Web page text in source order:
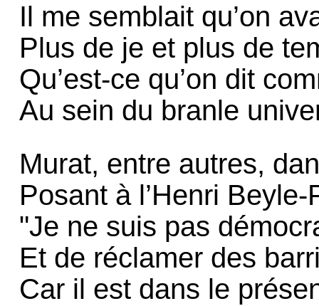
Il me semblait qu’on
Plus de je et plus de
Qu’est-ce qu’on dit
Au sein du branle
Murat, entre autres,
Posant à l’Henri Beyle-
"Je ne suis pas
Et de réclamer des
Car il est dans le